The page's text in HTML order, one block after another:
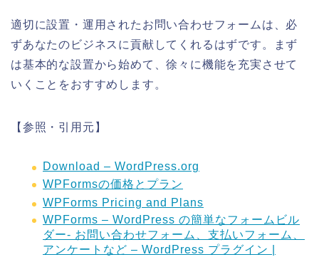
適切に設置・運用されたお問い合わせフォームは、必
ずあなたのビジネスに貢献してくれるはずです。まず
は基本的な設置から始めて、徐々に機能を充実させて
いくことをおすすめします。
【参照・引用元】
Download – WordPress.org
WPFormsの価格とプラン
WPForms Pricing and Plans
WPForms – WordPress の簡単なフォームビル
ダー- お問い合わせフォーム、支払いフォーム、
アンケートなど – WordPress プラグイン |